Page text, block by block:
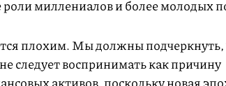
роли миллениалов и более молодых
плохим. Мы должны подчеркнуть,
следует воспринимать как причину